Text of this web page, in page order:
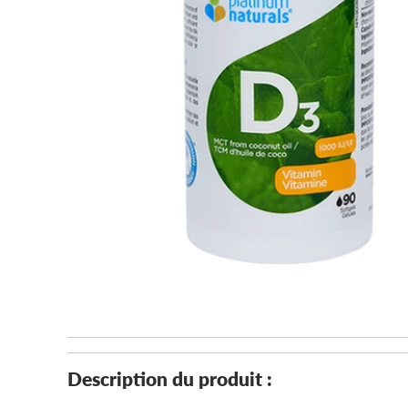
Description du produit :